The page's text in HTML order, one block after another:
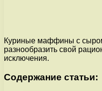
Куриные маффины с
разнообразить свой
исключения.
Содержание статьи: